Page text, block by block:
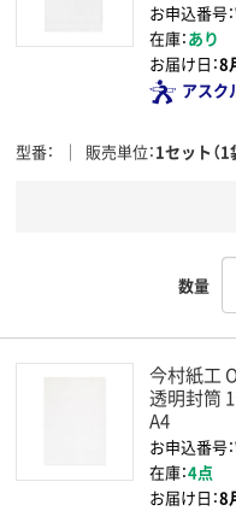
お申込番号
在庫：あり
お届け日：8
アスク
型番 販売単位 1セット（1
数量
今村紙工
透明封筒 1
A4
お申込番号
在庫：4点
お届け日：8